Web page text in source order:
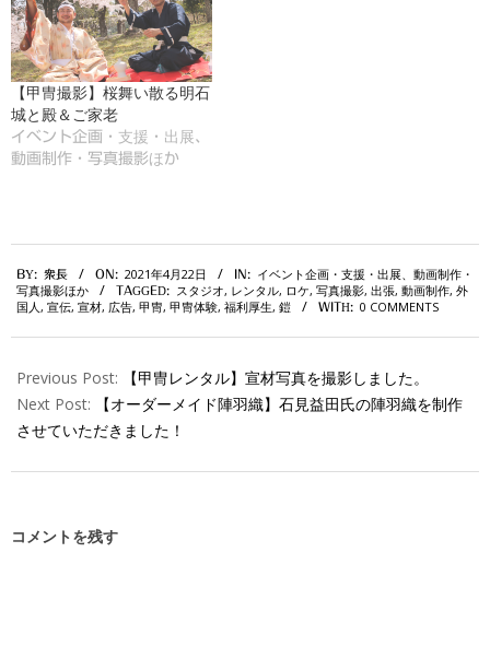
【甲冑撮影】桜舞い散る明石
城と殿＆ご家老
イベント企画・支援・出展、
動画制作・写真撮影ほか
04-
22
BY: 衆長 ON: 2021年4月22日 IN:
イベント企画・支援・出展、動画制作・
写真撮影ほか
TAGGED: スタジオ, レンタル, ロケ, 写真撮影, 出張, 動画制作, 外
国人, 宣伝, 宣材, 広告, 甲冑, 甲冑体験, 福利厚生, 鎧 WITH: 0 COMMENTS
Previous Post:
【甲冑レンタル】宣材写真を撮影しました。
Next Post:
【オーダーメイド陣羽織】石見益田氏の陣羽織を制作
させていただきました！
コメントを残す